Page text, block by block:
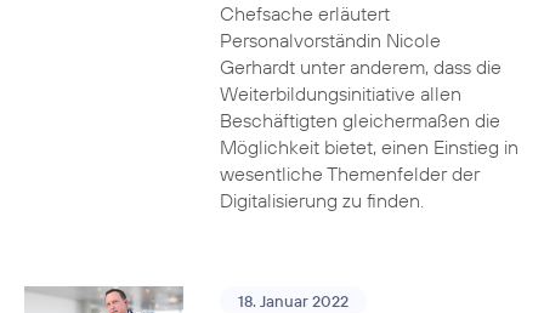
Chefsache erläutert
Personalvorständin Nicole
Gerhardt unter anderem, dass die
Weiterbildungsinitiative allen
Beschäftigten gleichermaßen die
Möglichkeit bietet, einen Einstieg in
wesentliche Themenfelder der
Digitalisierung zu finden.
18. Januar 2022